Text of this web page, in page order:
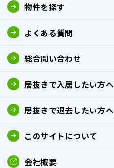
物件を探す
よくある質問
総合問い合わせ
居抜きで入居したい方へ
居抜きで退去したい方へ
このサイトについて
会社概要